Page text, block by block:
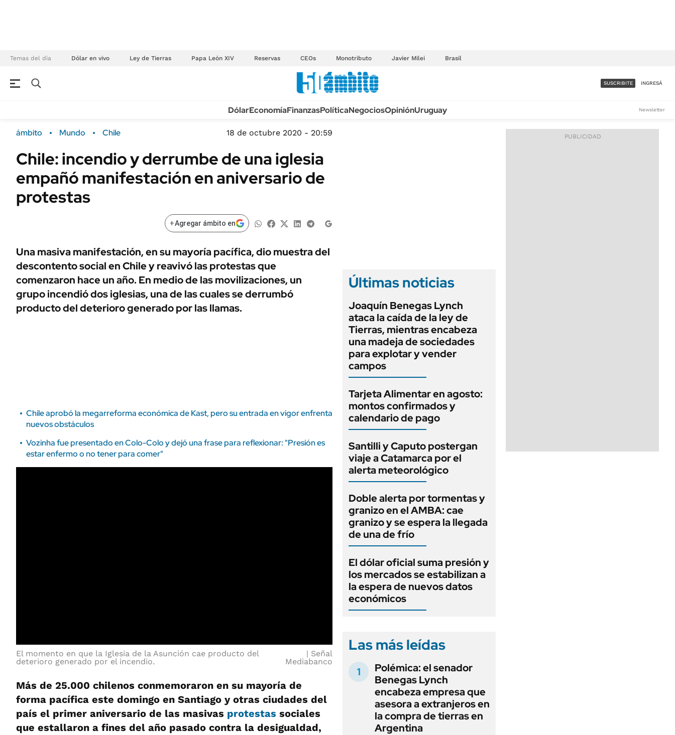
Temas del día Dólar en vivo Ley de Tierras Papa León XIV Reservas CEOs Monotributo Javier Milei Brasil
Campo
FINANZAS
Dólar
Sustentabilidad
URUGUAY
TECNOLOGÍA
MÉXICO
MUNDO
INFORMACIÓN GENERAL
AUTOS
ACCESO FULL - $1.800/MES
SUSCRIBITE INGRESÁ
DólarEconomíaFinanzasPolíticaNegociosOpiniónUruguay Newsletter
ámbito Mundo Chile 18 de octubre 2020 - 20:59
Chile: incendio y derrumbe de una iglesia
empañó manifestación en aniversario de
protestas
+Agregar ámbito en
Una masiva manifestación, en su mayoría pacífica, dio muestra del
descontento social en Chile y reavivó las protestas que
comenzaron hace un año. En medio de las movilizaciones, un
grupo incendió dos iglesias, una de las cuales se derrumbó
producto del deterioro generado por las llamas.
Chile aprobó la megarreforma económica de Kast, pero su entrada en vigor enfrenta
nuevos obstáculos
Vozinha fue presentado en Colo-Colo y dejó una frase para reflexionar: "Presión es
estar enfermo o no tener para comer"
El momento en que la Iglesia de la Asunción cae producto del
deterioro generado por el incendio.
Señal
Mediabanco
Más de 25.000 chilenos conmemoraron en su mayoría de
forma pacífica este domingo en Santiago y otras ciudades del
país el primer aniversario de las masivas protestas sociales
que estallaron a fines del año pasado contra la desigualdad,
Últimas noticias
Joaquín Benegas Lynch
ataca la caída de la ley de
Tierras, mientras encabeza
una madeja de sociedades
para explotar y vender
campos
Tarjeta Alimentar en agosto:
montos confirmados y
calendario de pago
Santilli y Caputo postergan
viaje a Catamarca por el
alerta meteorológico
Doble alerta por tormentas y
granizo en el AMBA: cae
granizo y se espera la llegada
de una de frío
El dólar oficial suma presión y
los mercados se estabilizan a
la espera de nuevos datos
económicos
Las más leídas
Polémica: el senador
Benegas Lynch
encabeza empresa que
asesora a extranjeros en
la compra de tierras en
Argentina